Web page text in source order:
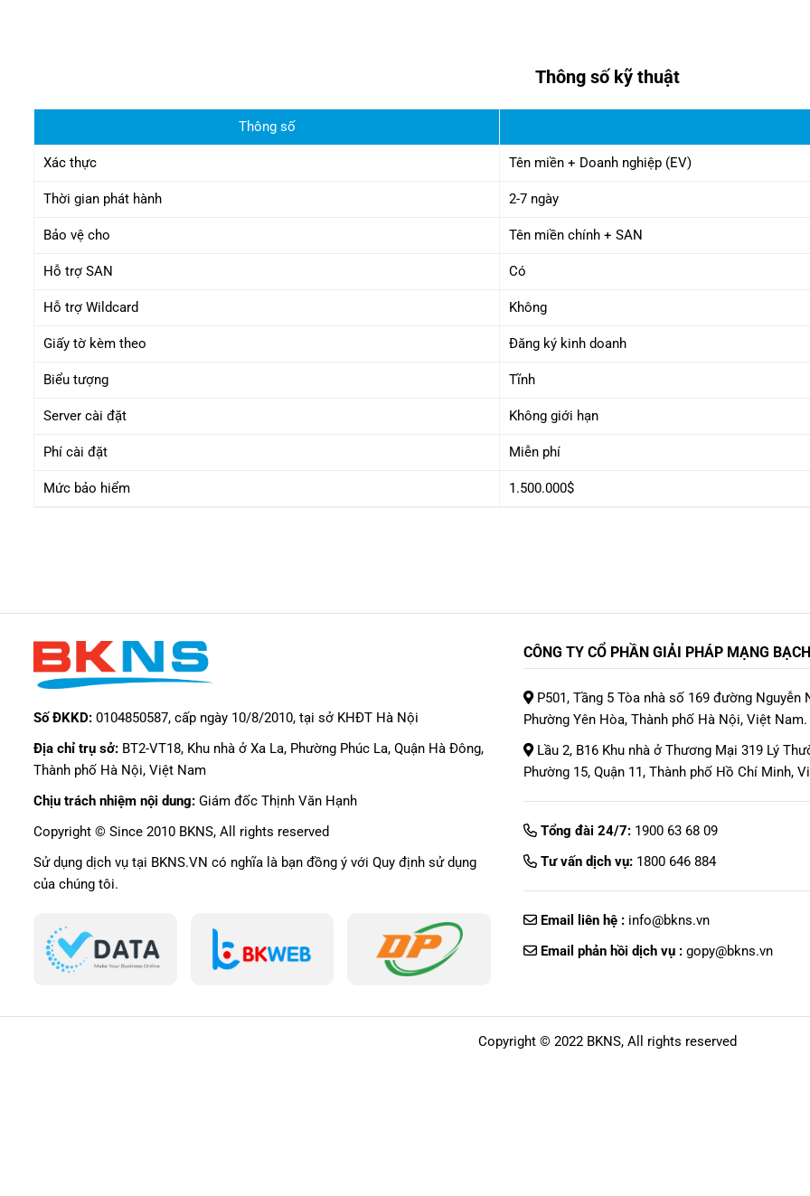
Thông số kỹ thuật
Thông số
Xác thực Tên miền + Doanh nghiệp (EV)
Thời gian phát hành 2-7 ngày
Bảo vệ cho Tên miền chính + SAN
Hỗ trợ SAN Có
Hỗ trợ Wildcard Không
Giấy tờ kèm theo Đăng ký kinh doanh
Biểu tượng Tĩnh
Server cài đặt Không giới hạn
Phí cài đặt Miễn phí
Mức bảo hiểm 1.500.000$
Số ĐKKD: 0104850587, cấp ngày 10/8/2010, tại sở KHĐT Hà Nội
Địa chỉ trụ sở: BT2-VT18, Khu nhà ở Xa La, Phường Phúc La, Quận Hà Đông,
Thành phố Hà Nội, Việt Nam
Chịu trách nhiệm nội dung: Giám đốc Thịnh Văn Hạnh
Copyright © Since 2010 BKNS, All rights reserved
Sử dụng dịch vụ tại BKNS.VN có nghĩa là bạn đồng ý với Quy định sử dụng
của chúng tôi.
CÔNG TY CỔ PHẦN GIẢI PHÁP MẠNG
P501, Tầng 5 Tòa nhà số 169 đường Nguyễn
Phường Yên Hòa, Thành phố Hà Nội, Việt Nam.
Lầu 2, B16 Khu nhà ở Thương Mại 319 Lý
Phường 15, Quận 11, Thành phố Hồ Chí Minh,
Tổng đài 24/7: 1900 63 68 09
Tư vấn dịch vụ: 1800 646 884
Email liên hệ :info@bkns.vn
Email phản hồi dịch vụ :gopy@bkns.vn
Copyright © 2022 BKNS, All rights reserved